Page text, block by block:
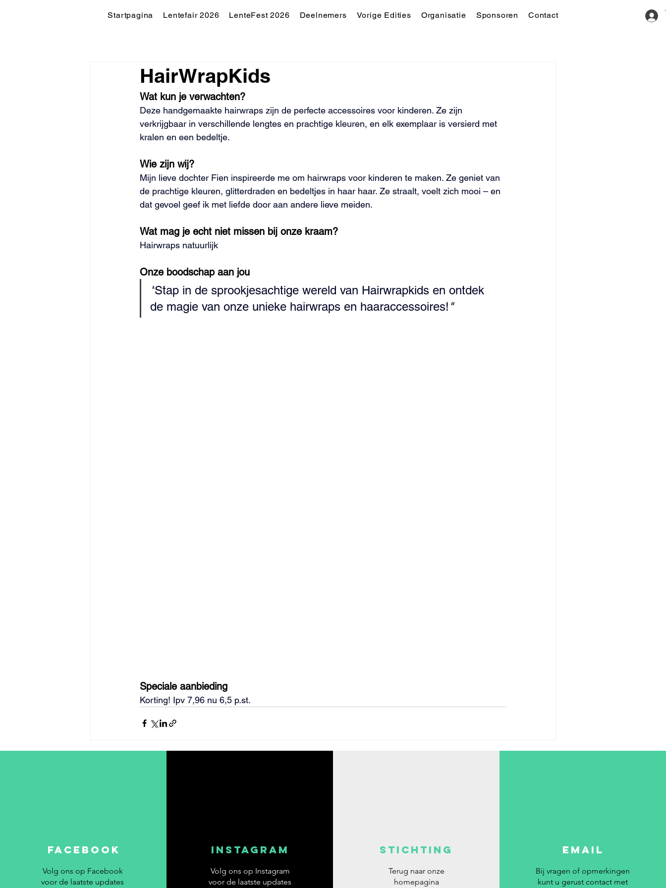
Startpagina Lentefair 2026 LenteFest 2026 Deelnemers Vorige Edities Organisatie Sponsoren Contact
HairWrapKids
Wat kun je verwachten?
Deze handgemaakte hairwraps zijn de perfecte accessoires voor kinderen. Ze zijn
verkrijgbaar in verschillende lengtes en prachtige kleuren, en elk exemplaar is versierd met
kralen en een bedeltje.
Wie zijn wij?
Mijn lieve dochter Fien inspireerde me om hairwraps voor kinderen te maken. Ze geniet van
de prachtige kleuren, glitterdraden en bedeltjes in haar haar. Ze straalt, voelt zich mooi – en
dat gevoel geef ik met liefde door aan andere lieve meiden.
Wat mag je echt niet missen bij onze kraam?
Hairwraps natuurlijk
Onze boodschap aan jou
"Stap in de sprookjesachtige wereld van Hairwrapkids en ontdek
de magie van onze unieke hairwraps en haaraccessoires! "
Speciale aanbieding
Korting! Ipv 7,96 nu 6,5 p.st.
FACEBOOK
Volg ons op Facebook
voor de laatste updates
INSTAGRAM
Volg ons op Instagram
voor de laatste updates
STICHTING
Terug naar onze
homepagina
EMAIL
Bij vragen of opmerkingen
kunt u gerust contact met